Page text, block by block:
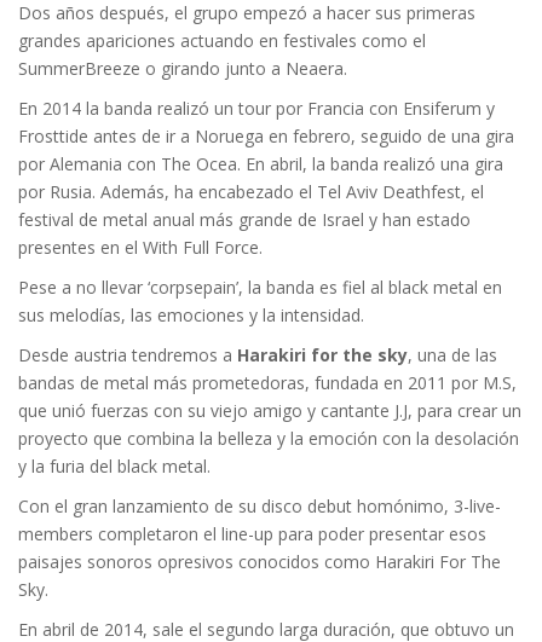
Dos años después, el grupo empezó a hacer sus primeras
grandes apariciones actuando en festivales como el
SummerBreeze o girando junto a Neaera.
En 2014 la banda realizó un tour por Francia con Ensiferum y
Frosttide antes de ir a Noruega en febrero, seguido de una gira
por Alemania con The Ocea. En abril, la banda realizó una gira
por Rusia. Además, ha encabezado el Tel Aviv Deathfest, el
festival de metal anual más grande de Israel y han estado
presentes en el With Full Force.
Pese a no llevar ‘corpsepain’, la banda es fiel al black metal en
sus melodías, las emociones y la intensidad.
Desde austria tendremos a Harakiri for the sky, una de las
bandas de metal más prometedoras, fundada en 2011 por M.S,
que unió fuerzas con su viejo amigo y cantante J.J, para crear un
proyecto que combina la belleza y la emoción con la desolación
y la furia del black metal.
Con el gran lanzamiento de su disco debut homónimo, 3-live-
members completaron el line-up para poder presentar esos
paisajes sonoros opresivos conocidos como Harakiri For The
Sky.
En abril de 2014, sale el segundo larga duración, que obtuvo un